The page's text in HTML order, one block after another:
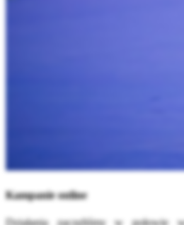
Kampanie online
Działania zaczęliśmy w połowie